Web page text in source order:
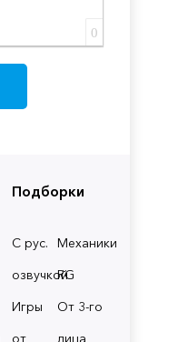
Подборки
С рус.
озвучкой
Механики
RG
Игры
от
От 3-го
лица
0